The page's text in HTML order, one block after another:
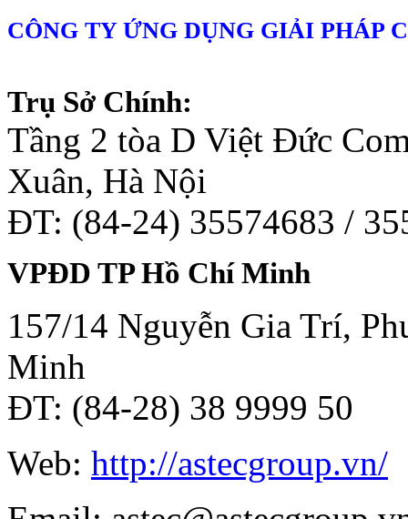
CÔNG TY ỨNG DỤNG GIẢI PHÁP
Trụ Sở Chính:
Tầng 2 tòa D Việt Đức
Xuân, Hà Nội
ĐT: (84-24) 35574683 /
VPĐD TP Hồ Chí Minh
157/14 Nguyễn Gia Trí,
Minh
ĐT: (84-28) 38 9999 50
Web: http://astecgroup.vn/